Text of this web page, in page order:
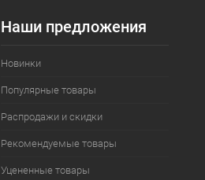
Наши предложения
Новинки
Популярные товары
Распродажи и скидки
Рекомендуемые товары
Уцененные товары